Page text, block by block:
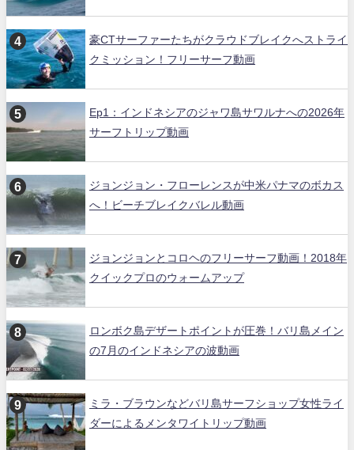
豪CTサーファーたちがクラウドブレイクへストライ
クミッション！フリーサーフ動画
Ep1：インドネシアのジャワ島サワルナへの2026年
サーフトリップ動画
ジョンジョン・フローレンスが中米パナマのボカス
へ！ビーチブレイクバレル動画
ジョンジョンとコロヘのフリーサーフ動画！2018年
クイックプロのウォームアップ
ロンボク島デザートポイントが圧巻！バリ島メイン
の7月のインドネシアの波動画
ミラ・ブラウンなどバリ島サーフショップ女性ライ
ダーによるメンタワイトリップ動画